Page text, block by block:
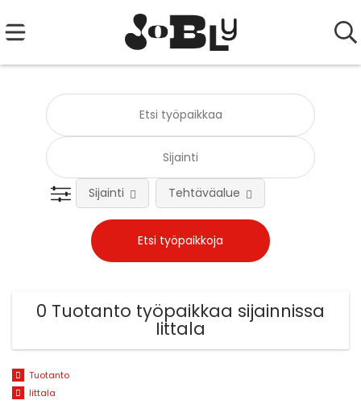
Sijainti Tehtäväalue
0 Tuotanto työpaikkaa sijainnissa
Iittala
Tuotanto
Iittala